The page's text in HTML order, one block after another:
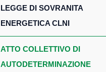
LEGGE DI SOVRANITA
ENERGETICA CLNI
ATTO COLLETTIVO DI
AUTODETERMINAZIONE